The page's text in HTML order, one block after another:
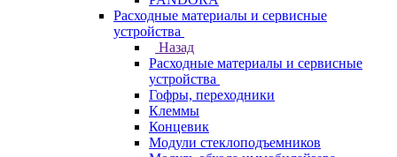
Расходные материалы и сервисные
устройства
Назад
Расходные материалы и сервисные
устройства
Гофры, переходники
Клеммы
Концевик
Модули стеклоподъемников